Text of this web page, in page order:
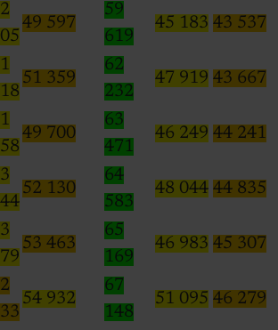
49 597
59
619
45 183 43 537
51 359
62
232
47 919 43 667
49 700
63
471
46 249 44 241
52 130
64
583
48 044 44 835
53 463
65
169
46 983 45 307
54 932
67
148
51 095 46 279